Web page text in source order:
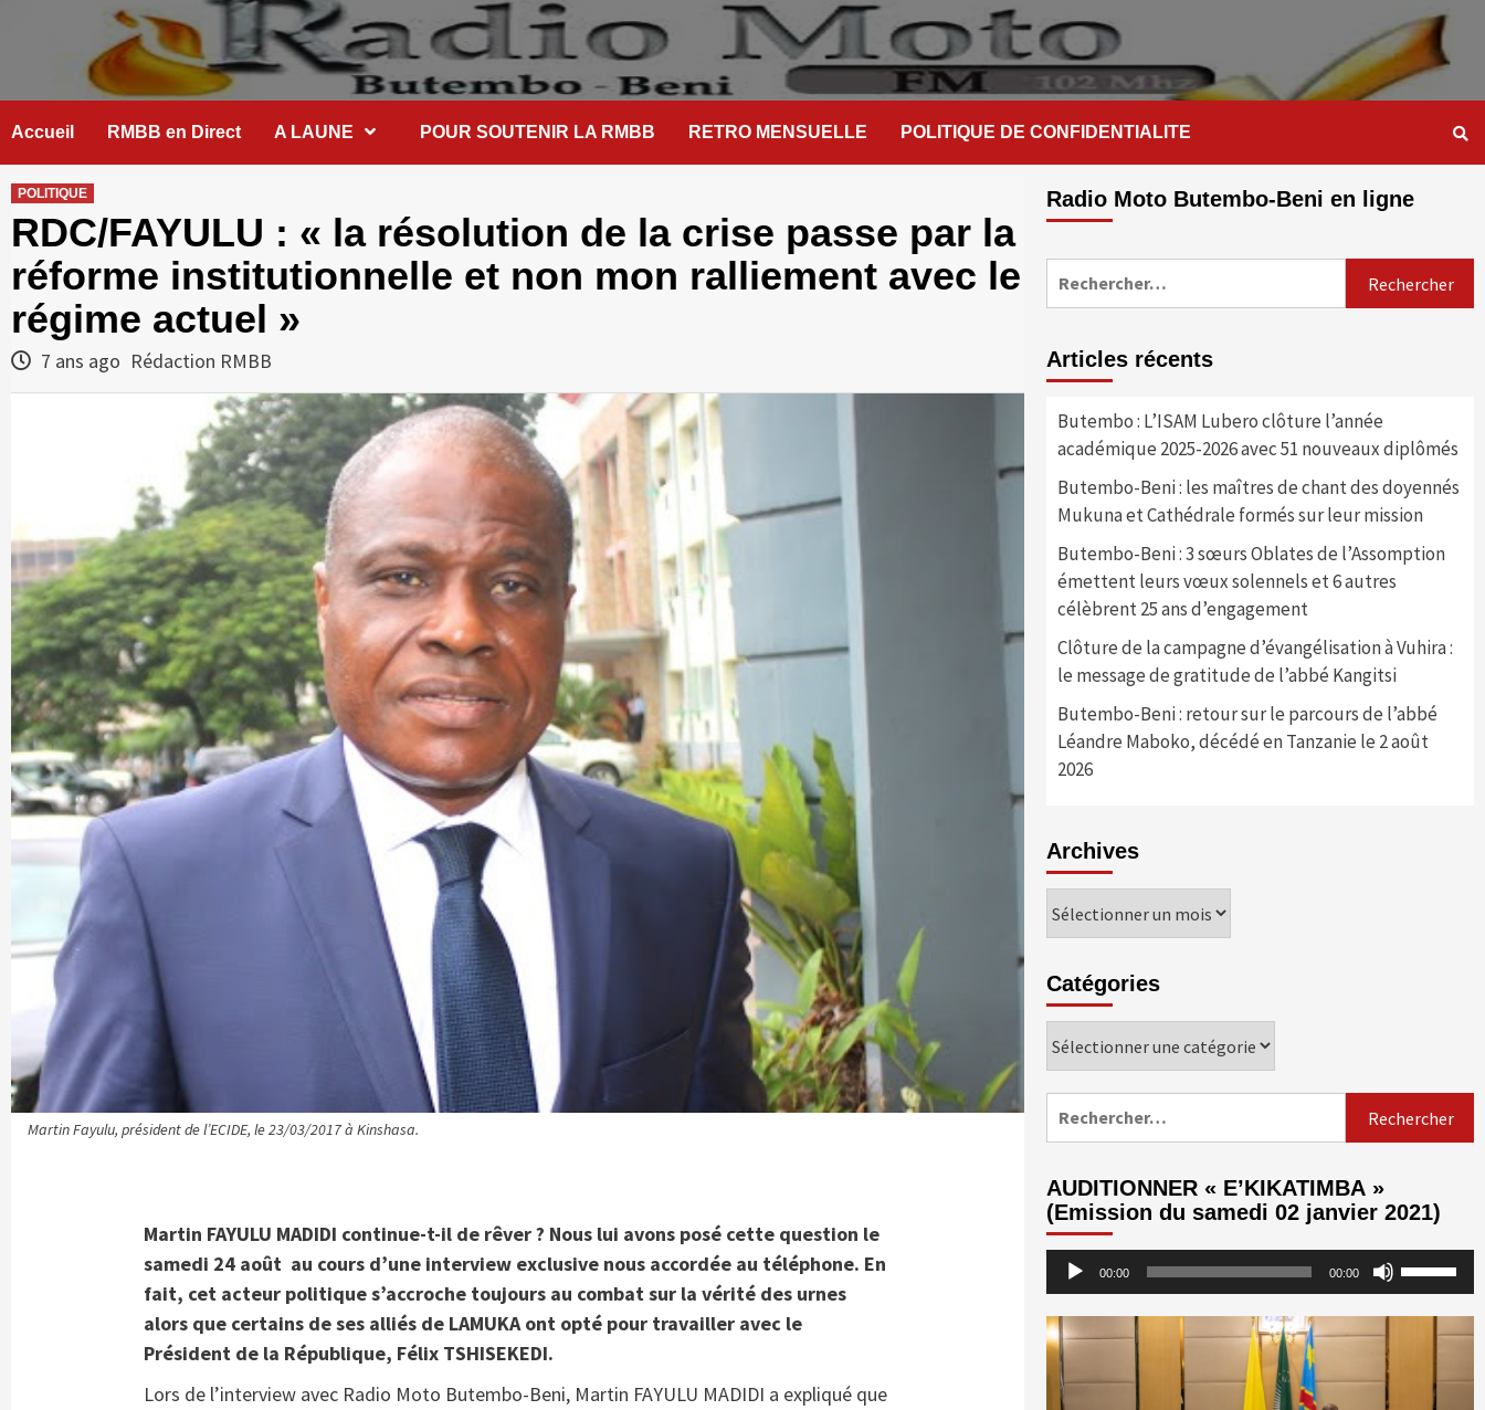
Accueil RMBB en Direct A LAUNE POUR SOUTENIR LA RMBB RETRO MENSUELLE POLITIQUE DE CONFIDENTIALITE
POLITIQUE
RDC/FAYULU : « la résolution de la crise passe par la
réforme institutionnelle et non mon ralliement avec le
régime actuel »
7 ans ago Rédaction RMBB
Martin Fayulu, président de l’ECIDE, le 23/03/2017 à Kinshasa.
Martin FAYULU MADIDI continue-t-il de rêver ? Nous lui avons posé cette question le
samedi 24 août au cours d’une interview exclusive nous accordée au téléphone. En
fait, cet acteur politique s’accroche toujours au combat sur la vérité des urnes
alors que certains de ses alliés de LAMUKA ont opté pour travailler avec le
Président de la République, Félix TSHISEKEDI.
Lors de l’interview avec Radio Moto Butembo-Beni, Martin FAYULU MADIDI a expliqué que
Radio Moto Butembo-Beni en ligne
Articles récents
Butembo : L’ISAM Lubero clôture l’année
académique 2025-2026 avec 51 nouveaux diplômés
Butembo-Beni : les maîtres de chant des doyennés
Mukuna et Cathédrale formés sur leur mission
Butembo-Beni : 3 sœurs Oblates de l’Assomption
émettent leurs vœux solennels et 6 autres
célèbrent 25 ans d’engagement
Clôture de la campagne d’évangélisation à Vuhira :
le message de gratitude de l’abbé Kangitsi
Butembo-Beni : retour sur le parcours de l’abbé
Léandre Maboko, décédé en Tanzanie le 2 août
2026
Archives
Archives
Catégories
Catégories
AUDITIONNER « E’KIKATIMBA »
(Emission du samedi 02 janvier 2021)
Lecteur
audio
00:00 00:00
flèches
haut/bas
augmenter